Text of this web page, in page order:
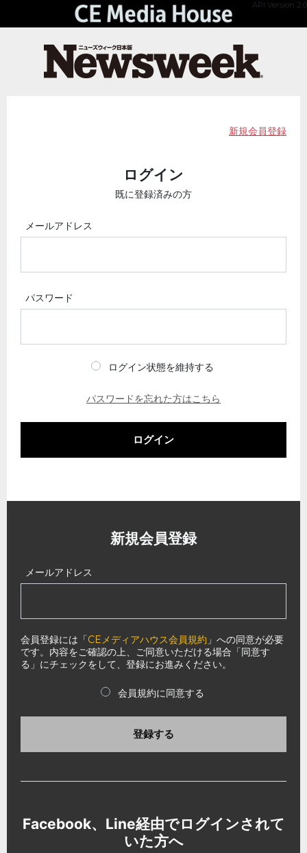
API Version 2.0
新規会員登録
ログイン
既に登録済みの方
メールアドレス
パスワード
ログイン状態を維持する
パスワードを忘れた方はこちら
ログイン
新規会員登録
メールアドレス
会員登録には「CEメディアハウス会員規約 」への同意が必要
です。内容をご確認の上、ご同意いただける場合「同意す
る」にチェックをして、登録にお進みください。
会員規約に同意する
登録する
Facebook、Line経由でログインされて
いた方へ